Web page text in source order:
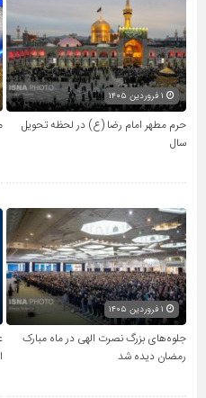
حرم مطهر امام رضا (ع) در لحظه تحویل
سال
جلوه‌های بزرگ نصرت الهی در ماه مبارک
رمضان دیده شد